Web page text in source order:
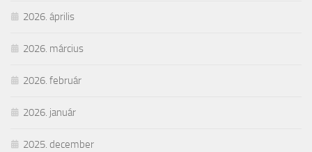
2026. április
2026. március
2026. február
2026. január
2025. december